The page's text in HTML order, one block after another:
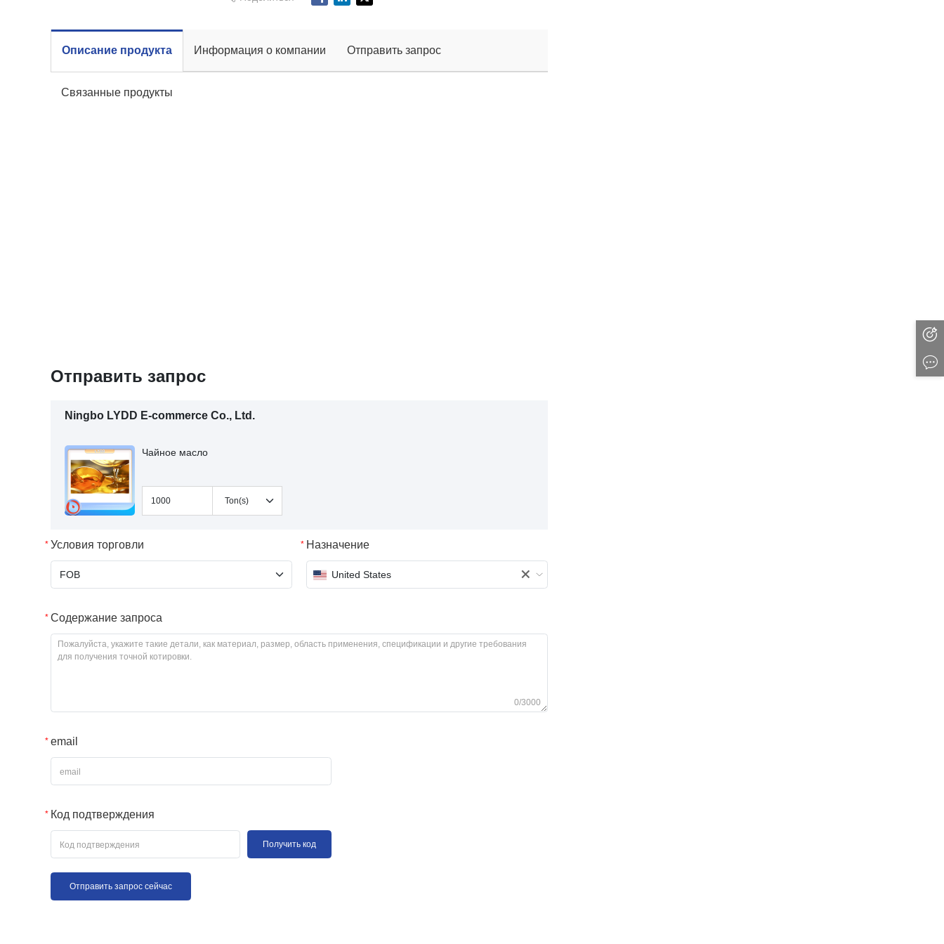
Описание продукта Информация о компании Отправить запрос
Связанные продукты
Отправить запрос
Ningbo LYDD E-commerce Co., Ltd.
Чайное масло
Условия торговли Назначение
Содержание запроса
0/3000
email
Код подтверждения
Получить код
Отправить запрос сейчас